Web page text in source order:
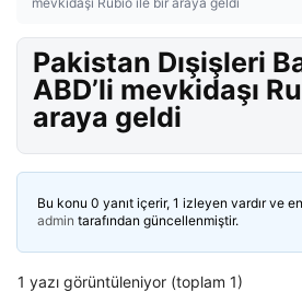
Pakistan Dışişleri
ABD’li mevkidaşı
araya geldi
Bu konu 0 yanıt içerir, 1 izleyen vardır ve
admin tarafından güncellenmiştir.
1 yazı görüntüleniyor (toplam 1)